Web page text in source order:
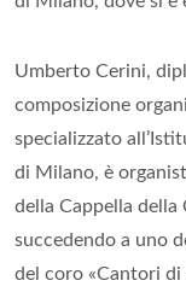
Umberto Cerini,
composizione
specializzato
di Milano, è
della Cappella della
succedendo a uno
del coro «Cantori di